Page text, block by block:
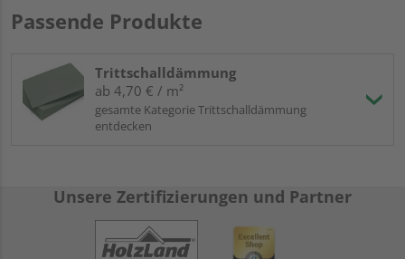
Passende Produkte
Trittschalldämmung
ab 4,70 € / m²
gesamte Kategorie Trittschalldämmung
entdecken
Unsere Zertifizierungen und Partner